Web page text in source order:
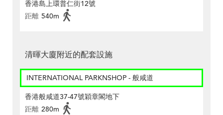
香港島上環普仁街12號
距離 540m
清暉大廈附近的配套設施
INTERNATIONAL PARKNSHOP - 般咸道
香港般咸道37-47號穎章閣地下
距離 280m